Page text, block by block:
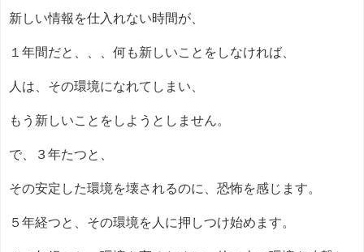
新しい情報を仕入れない時間が、
１年間だと、、、何も新しいことをしなければ、
人は、その環境になれてしまい、
もう新しいことをしようとしません。
で、３年たつと、
その安定した環境を壊されるのに、恐怖を感じます。
５年経つと、その環境を人に押しつけ始めます。